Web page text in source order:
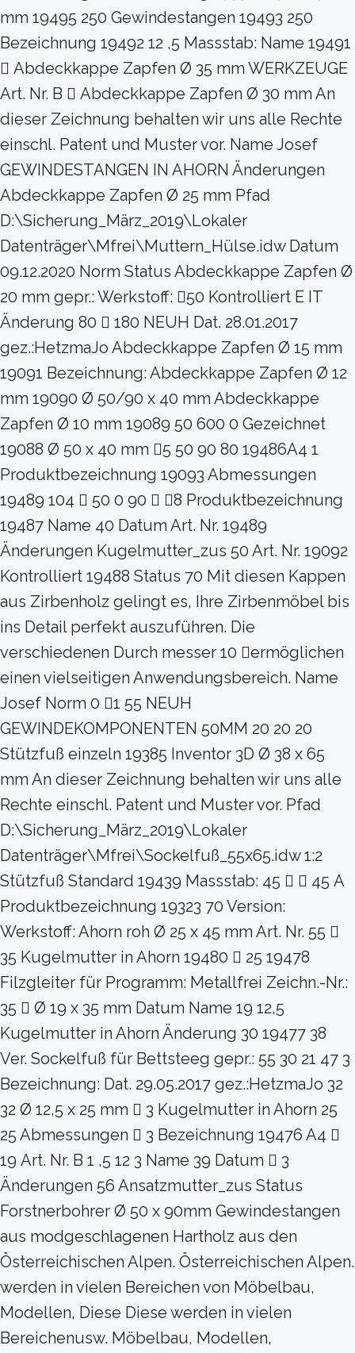
mm 19495 250 Gewindestangen 19493 250
Bezeichnung 19492 12 ,5 Massstab: Name 19491
 Abdeckkappe Zapfen Ø 35 mm WERKZEUGE
Art. Nr. B  Abdeckkappe Zapfen Ø 30 mm An
dieser Zeichnung behalten wir uns alle Rechte
einschl. Patent und Muster vor. Name Josef
GEWINDESTANGEN IN AHORN Änderungen
Abdeckkappe Zapfen Ø 25 mm Pfad
D:\Sicherung_März_2019\Lokaler
Datenträger\Mfrei\Muttern_Hülse.idw Datum
09.12.2020 Norm Status Abdeckkappe Zapfen Ø
20 mm gepr.: Werkstoff: 50 Kontrolliert E IT
Änderung 80  180 NEUH Dat. 28.01.2017
gez.:HetzmaJo Abdeckkappe Zapfen Ø 15 mm
19091 Bezeichnung: Abdeckkappe Zapfen Ø 12
mm 19090 Ø 50/90 x 40 mm Abdeckkappe
Zapfen Ø 10 mm 19089 50 600 0 Gezeichnet
19088 Ø 50 x 40 mm 5 50 90 80 19486A4 1
Produktbezeichnung 19093 Abmessungen
19489 104  50 0 90  8 Produktbezeichnung
19487 Name 40 Datum Art. Nr. 19489
Änderungen Kugelmutter_zus 50 Art. Nr. 19092
Kontrolliert 19488 Status 70 Mit diesen Kappen
aus Zirbenholz gelingt es, Ihre Zirbenmöbel bis
ins Detail perfekt auszuführen. Die
verschiedenen Durch messer 10 ermöglichen
einen vielseitigen Anwendungsbereich. Name
Josef Norm 0 1 55 NEUH
GEWINDEKOMPONENTEN 50MM 20 20 20
Stützfuß einzeln 19385 Inventor 3D Ø 38 x 65
mm An dieser Zeichnung behalten wir uns alle
Rechte einschl. Patent und Muster vor. Pfad
D:\Sicherung_März_2019\Lokaler
Datenträger\Mfrei\Sockelfuß_55x65.idw 1:2
Stützfuß Standard 19439 Massstab: 45   45 A
Produktbezeichnung 19323 70 Version:
Werkstoff: Ahorn roh Ø 25 x 45 mm Art. Nr. 55 
35 Kugelmutter in Ahorn 19480  25 19478
Filzgleiter für Programm: Metallfrei Zeichn.-Nr.:
35  Ø 19 x 35 mm Datum Name 19 12,5
Kugelmutter in Ahorn Änderung 30 19477 38
Ver. Sockelfuß für Bettsteeg gepr.: 55 30 21 47 3
Bezeichnung: Dat. 29.05.2017 gez.:HetzmaJo 32
32 Ø 12,5 x 25 mm  3 Kugelmutter in Ahorn 25
25 Abmessungen  3 Bezeichnung 19476 A4 
19 Art. Nr. B 1 ,5 12 3 Name 39 Datum  3
Änderungen 56 Ansatzmutter_zus Status
Forstnerbohrer Ø 50 x 90mm Gewindestangen
aus modgeschlagenen Hartholz aus den
Österreichischen Alpen. Österreichischen Alpen.
werden in vielen Bereichen von Möbelbau,
Modellen, Diese Diese werden in vielen
Bereichenusw. Möbelbau, Modellen,